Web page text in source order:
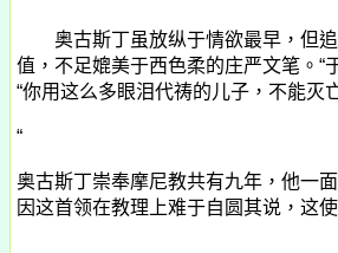
奥古斯丁虽放纵于情欲最早，但追
值，不足媲美于西色柔的庄严文笔。“
“你用这么多眼泪代祷的儿子，不能灭
“
奥古斯丁崇奉摩尼教共有九年，他一
因这首领在教理上难于自圆其说，这